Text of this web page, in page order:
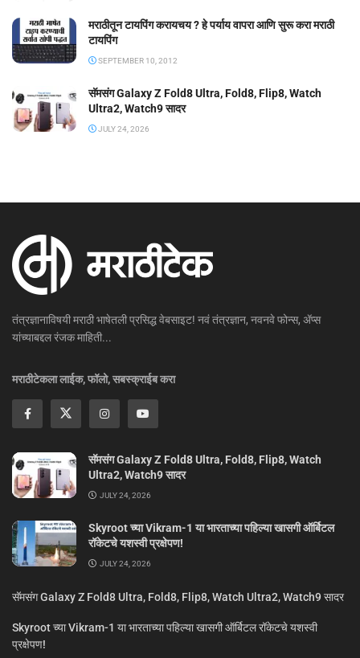
मराठीतून टायपिंग करायचय ? हे पर्याय वापरा आणि सुरू करा मराठी
टायपिंग
SEPTEMBER 10, 2012
सॅमसंग Galaxy Z Fold8 Ultra, Fold8, Flip8, Watch
Ultra2, Watch9 सादर
JULY 24, 2026
तंत्रज्ञानाविषयी मराठी भाषेतली प्रसिद्ध वेबसाइट! नवं तंत्रज्ञान, नवनवे फोन्स, ॲप्स
यांच्याबद्दल रंजक माहिती...
मराठीटेकला लाईक, फॉलो, सबस्क्राईब करा
सॅमसंग Galaxy Z Fold8 Ultra, Fold8, Flip8, Watch
Ultra2, Watch9 सादर
JULY 24, 2026
Skyroot च्या Vikram-1 या भारताच्या पहिल्या खासगी ऑर्बिटल
रॉकेटचे यशस्वी प्रक्षेपण!
JULY 24, 2026
सॅमसंग Galaxy Z Fold8 Ultra, Fold8, Flip8, Watch Ultra2, Watch9 सादर
Skyroot च्या Vikram-1 या भारताच्या पहिल्या खासगी ऑर्बिटल रॉकेटचे यशस्वी
प्रक्षेपण!